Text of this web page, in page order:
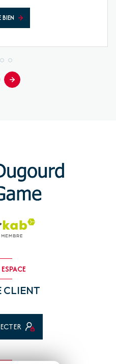
BIEN
CLIENT